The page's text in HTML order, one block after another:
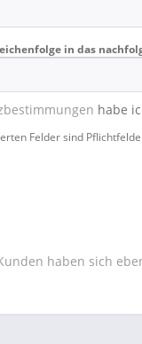
in das
habe
Felder sind
haben sich